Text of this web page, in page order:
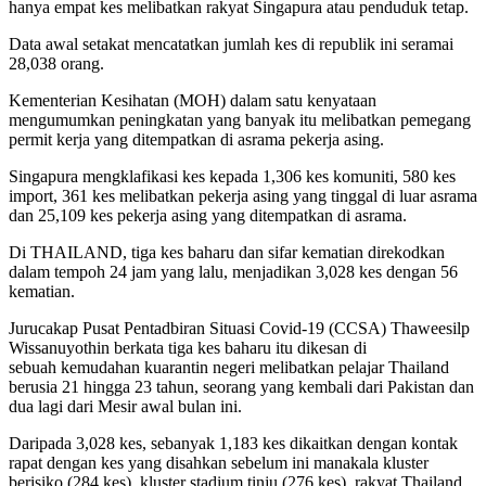
hanya empat kes melibatkan rakyat Singapura atau penduduk tetap.
Data awal setakat mencatatkan jumlah kes di republik ini seramai
28,038 orang.
Kementerian Kesihatan (MOH) dalam satu kenyataan
mengumumkan peningkatan yang banyak itu melibatkan pemegang
permit kerja yang ditempatkan di asrama pekerja asing.
Singapura mengklafikasi kes kepada 1,306 kes komuniti, 580 kes
import, 361 kes melibatkan pekerja asing yang tinggal di luar asrama
dan 25,109 kes pekerja asing yang ditempatkan di asrama.
Di THAILAND, tiga kes baharu dan sifar kematian direkodkan
dalam tempoh 24 jam yang lalu, menjadikan 3,028 kes dengan 56
kematian.
Jurucakap Pusat Pentadbiran Situasi Covid-19 (CCSA) Thaweesilp
Wissanuyothin berkata tiga kes baharu itu dikesan di
sebuah kemudahan kuarantin negeri melibatkan pelajar Thailand
berusia 21 hingga 23 tahun, seorang yang kembali dari Pakistan dan
dua lagi dari Mesir awal bulan ini.
Daripada 3,028 kes, sebanyak 1,183 kes dikaitkan dengan kontak
rapat dengan kes yang disahkan sebelum ini manakala kluster
berisiko (284 kes), kluster stadium tinju (276 kes), rakyat Thailand